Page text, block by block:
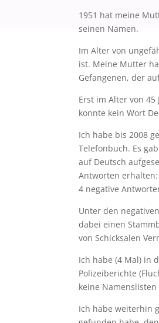
1951 hat meine
seinen Namen.
Im Alter von
ist. Meine Mutter
Gefangenen, der
Erst im Alter von
konnte kein Wort
Ich habe bis 2008
Telefonbuch. Es
auf Deutsch
Antworten
4 negative
Unter den
dabei einen
von Schicksalen
Ich habe (4 Mal) in
Polizeiberichte
keine
Ich habe weiterhin